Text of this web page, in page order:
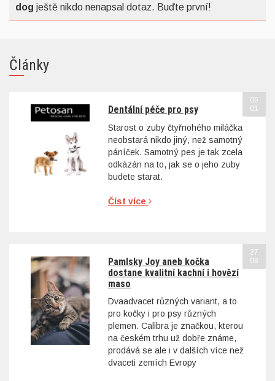
dog ještě nikdo nenapsal dotaz. Buďte první!
Články
Dentální péče pro psy
Starost o zuby čtyřnohého miláčka
neobstará nikdo jiný, než samotný
páníček. Samotný pes je tak zcela
odkázán na to, jak se o jeho zuby
budete starat.
Číst více
06
01
Pamlsky Joy aneb kočka
dostane kvalitní kachní i hovězí
maso
Dvaadvacet různých variant, a to
pro kočky i pro psy různých
plemen. Calibra je značkou, kterou
na českém trhu už dobře známe,
prodává se ale i v dalších více než
dvaceti zemích Evropy
27
08